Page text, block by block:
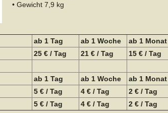
• Gewicht 7,9 kg
ab 1 Tag ab 1 Woche ab 1 Monat
25 € / Tag 21 € / Tag 15 € / Tag
ab 1 Tag ab 1 Woche ab 1 Monat
5 € / Tag 4 € / Tag
2 € / Tag
5 € / Tag 4 € / Tag 2 € / Tag